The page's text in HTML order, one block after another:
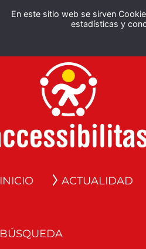
En este sitio web se sirven
estadísticas y
INICIO ACTUALIDAD
BÚSQUEDA